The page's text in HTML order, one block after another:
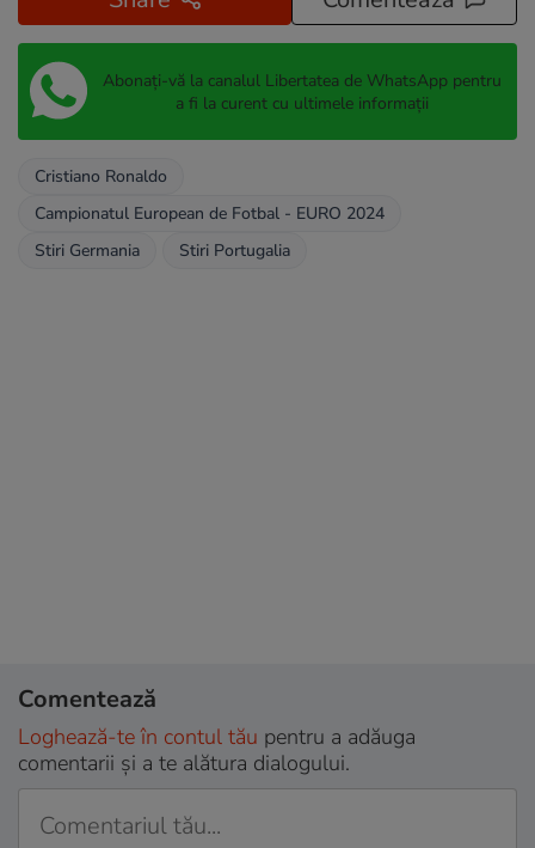
Abonați-vă la canalul Libertatea de WhatsApp pentru
a fi la curent cu ultimele informații
Cristiano Ronaldo
Campionatul European de Fotbal - EURO 2024
Stiri Germania
Stiri Portugalia
Comentează
Loghează-te în contul tău pentru a adăuga
comentarii și a te alătura dialogului.